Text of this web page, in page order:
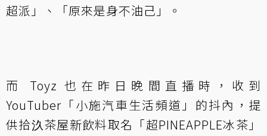
超派」、「原來是身不油己」。
而 Toyz 也在昨日晚間直播時，收到
YouTuber「小施汽車生活頻道」的抖內，提
供拾汣茶屋新飲料取名「超PINEAPPLE冰茶」